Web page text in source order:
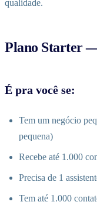
qualidade.
Plano Starter
É pra você se:
Tem um negócio
pequena)
Recebe até 1.000
Precisa de 1
Tem até 1.000